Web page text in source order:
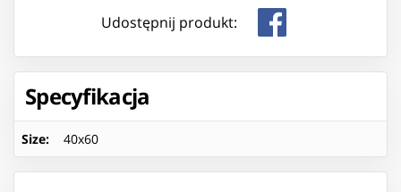
Udostępnij produkt:
Specyfikacja
Size: 40x60